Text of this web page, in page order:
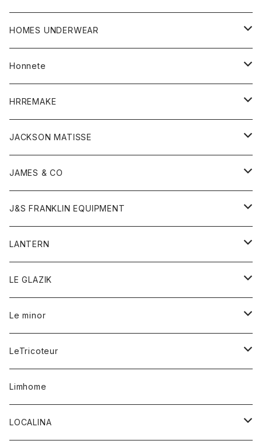
カーディガン
グッズ
帽子
アウター
カーディガン
コート
フリース
アクセサリー
ウォレット
ストール
マフラー
リング
キッズ
Tシャツ
グッズ
アンダーウェア
靴
バンダナ
トップス
カーディガン
ジャケット
タンクトップ
Tシャツ
ボトム
オーバーオール
ショートパンツ
レディース
アウター
カーディガン
HOMES UNDERWEAR
アウター
カーディガン
コート
キッズ
Tシャツ
ロンパース
グッズ
靴
ストール
トップス
カットソー
シャツ
ボトム
オーバーオール
ショートパンツ
レディース
オーバーオール
シャツ
ワンピース
ワンピース
Honnete
ブラウス
ワンピース
HRREMAKE
バック
キッズ
トレーナー
トップス
Gジャケット
スウェット
帽子
JACKSON MATISSE
Tシャツ
帽子
JAMES & CO
ボトム
J&S FRANKLIN EQUIPMENT
アウター
LANTERN
アウター
Tシャツ
LE GLAZIK
レディース
コート
シャツ
Le minor
ボトム
スカート
パンツ
レディース
アウター
トップス
LeTricoteur
カーディガン
Limhome
LOCALINA